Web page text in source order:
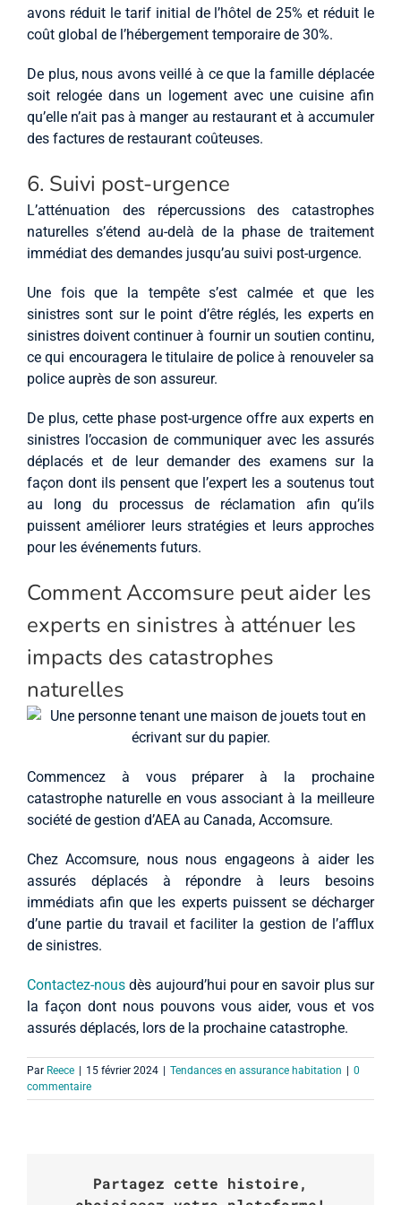
avons réduit le tarif initial de l’hôtel de 25% et réduit le
coût global de l’hébergement temporaire de 30%.
De plus, nous avons veillé à ce que la famille déplacée
soit relogée dans un logement avec une cuisine afin
qu’elle n’ait pas à manger au restaurant et à accumuler
des factures de restaurant coûteuses.
6. Suivi post-urgence
L’atténuation des répercussions des catastrophes
naturelles s’étend au-delà de la phase de traitement
immédiat des demandes jusqu’au suivi post-urgence.
Une fois que la tempête s’est calmée et que les
sinistres sont sur le point d’être réglés, les experts en
sinistres doivent continuer à fournir un soutien continu,
ce qui encouragera le titulaire de police à renouveler sa
police auprès de son assureur.
De plus, cette phase post-urgence offre aux experts en
sinistres l’occasion de communiquer avec les assurés
déplacés et de leur demander des examens sur la
façon dont ils pensent que l’expert les a soutenus tout
au long du processus de réclamation afin qu’ils
puissent améliorer leurs stratégies et leurs approches
pour les événements futurs.
Comment Accomsure peut aider les
experts en sinistres à atténuer les
impacts des catastrophes
naturelles
Commencez à vous préparer à la prochaine
catastrophe naturelle en vous associant à la meilleure
société de gestion d’AEA au Canada, Accomsure.
Chez Accomsure, nous nous engageons à aider les
assurés déplacés à répondre à leurs besoins
immédiats afin que les experts puissent se décharger
d’une partie du travail et faciliter la gestion de l’afflux
de sinistres.
Contactez-nous dès aujourd’hui pour en savoir plus sur
la façon dont nous pouvons vous aider, vous et vos
assurés déplacés, lors de la prochaine catastrophe.
Par Reece 15 février 2024 Tendances en assurance habitation
0
commentaire
Partagez cette histoire,